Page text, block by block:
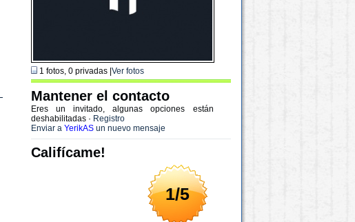
1 fotos, 0 privadas | Ver fotos
Mantener el contacto
Eres un invitado, algunas opciones están
deshabilitadas · Registro
Enviar a YerikASun nuevo mensaje
Califícame!
1/5